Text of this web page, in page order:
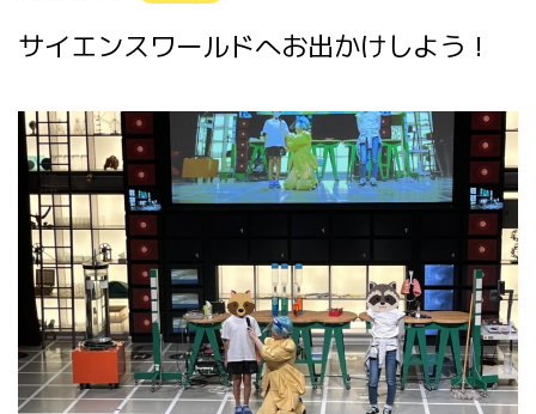
サイエンスワールドへお出かけしよう！